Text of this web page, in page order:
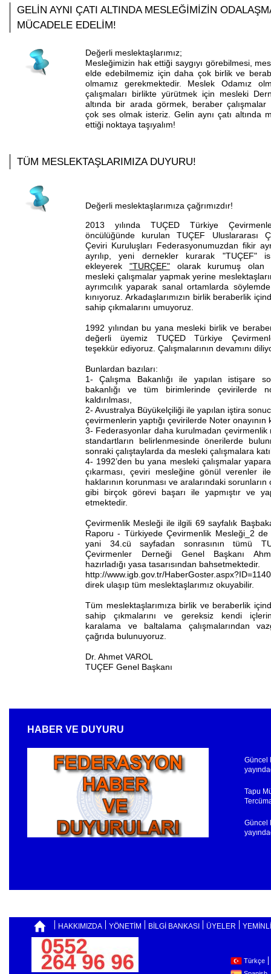
GELİN AYNI ÇATI ALTINDA MESLEĞİMİZİN
MÜCADELE EDELİM!
Değerli meslektaşlarımız;
Mesleğimizin hak ettiği saygıyı görebilmesi,
elde edebilmemiz için daha çok birlik ve
olmamız gerekmektedir. Meslek Odamız
çalışmaları birlikte yürütmek için mesleki
altında bir arada görmek, beraber çalışmalar
çok ses olmak isteriz. Gelin aynı çatı altında
ettiği noktaya taşıyalım!
TÜM MESLEKTAŞLARIMIZA DUYURU!
Değerli meslektaşlarımıza çağrımızdır!
2013 yılında TUÇED Türkiye
öncülüğünde kurulan TUÇEF Uluslararası
Çeviri Kuruluşları Federasyonumuzdan fikir
ayrılıp, yeni dernekler kurarak "TUÇEF"
ekleyerek "TURÇEF"olarak kurumuş olan
mesleki çalışmalar yapmak yerine
ayrımcılık yaparak sanal ortamlarda söylemde
kınıyoruz. Arkadaşlarımızın birlik beraberlik
sahip çıkmalarını umuyoruz.
1992 yılından bu yana mesleki birlik ve
değerli üyemiz TUÇED Türkiye
teşekkür ediyoruz. Çalışmalarının devamını
Bunlardan bazıları:
1- Çalışma Bakanlığı ile yapılan istişare
bakanlığı ve tüm birimlerinde çevirilerde
kaldırılması,
2- Avustralya Büyükelçiliği ile yapılan iştira
çevirmenlerin yaptığı çevirilerde Noter onayının
3- Federasyonlar daha kurulmadan çevirmenlik
standartların belirlenmesinde önerilerde
sonraki çalıştaylarda da mesleki çalışmalara
4- 1992’den bu yana mesleki çalışmalar
çıkarması, çeviri mesleğine gönül verenler
haklarının korunması ve aralarındaki sorunların
gibi birçok görevi başarı ile yapmıştır ve
etmektedir.
Çevirmenlik Mesleği ile ilgili 69 sayfalık
Raporu - Türkiyede Çevirmenlik Mesleği_2 de
yani 34.cü sayfadan sonrasının tümü
Çevirmenler Derneği Genel Başkanı
hazırladığı yasa tasarısından bahsetmektedir.
http://www.igb.gov.tr/
direk ulaşıp tüm meslektaşlarımız okuyabilir.
Tüm meslektaşlarımıza birlik ve beraberlik
sahip çıkmalarını ve gereksiz kendi
karalama ve baltalama çalışmalarından
çağrıda bulunuyoruz.
Dr. Ahmet VAROL
TUÇEF Genel Başkanı
HABER VE DUYURU
Tapu
Güncel
Tapu
HAKKIMIZDA YÖNETİM BİLGİ BANKASI ÜYELER
Türkçe